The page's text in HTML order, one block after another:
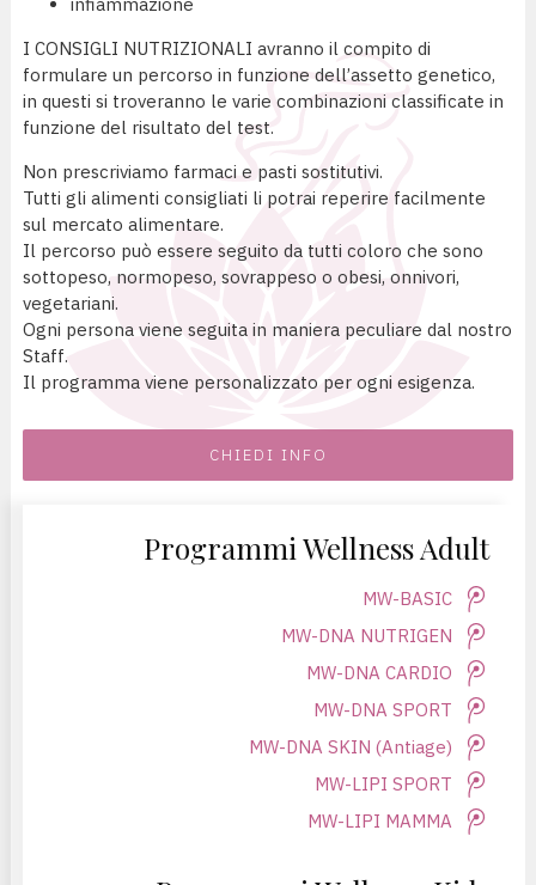
I CONSIGLI NUTRIZIONALI avranno il compito di
formulare un percorso in funzione dell’assetto genetico,
in questi si troveranno le varie combinazioni classificate in
funzione del risultato del test.
Non prescriviamo farmaci e pasti sostitutivi.
Tutti gli alimenti consigliati li potrai reperire facilmente
sul mercato alimentare.
Il percorso può essere seguito da tutti coloro che sono
sottopeso, normopeso, sovrappeso o obesi, onnivori,
vegetariani.
Ogni persona viene seguita in maniera peculiare dal nostro
Staff.
Il programma viene personalizzato per ogni esigenza.
CHIEDI INFO
Programmi Wellness Adult
MW-BASIC
MW-DNA NUTRIGEN
MW-DNA CARDIO
MW-DNA SPORT
MW-DNA SKIN (Antiage)
MW-LIPI SPORT
MW-LIPI MAMMA